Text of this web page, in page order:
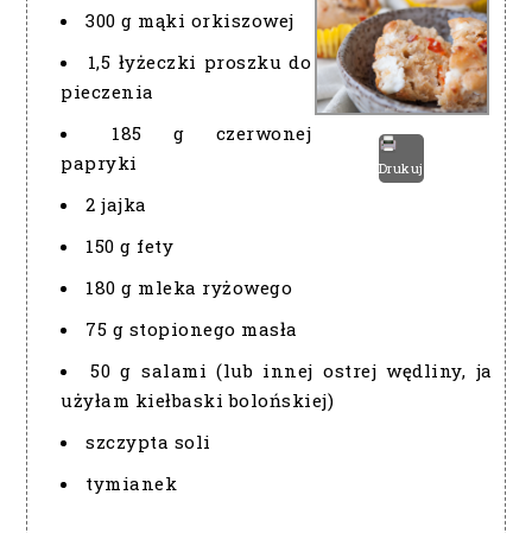
Drukuj
300 g mąki orkiszowej
1,5 łyżeczki proszku do
pieczenia
185 g czerwonej
papryki
2 jajka
150 g fety
180 g mleka ryżowego
75 g stopionego masła
50 g salami (lub innej ostrej wędliny, ja
użyłam kiełbaski bolońskiej)
szczypta soli
tymianek